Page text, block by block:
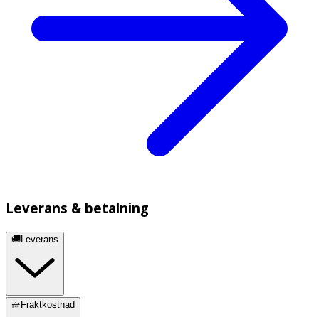
Leverans & betalning
🚚Leverans
🧺Fraktkostnad